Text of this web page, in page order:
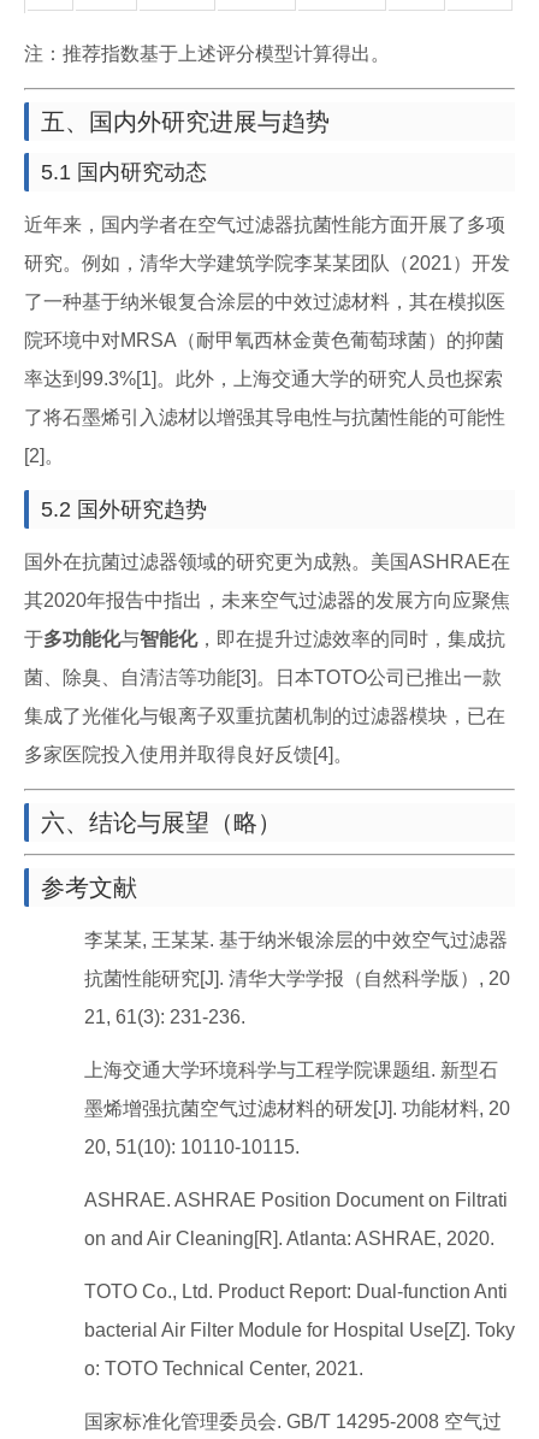
注：推荐指数基于上述评分模型计算得出。
五、国内外研究进展与趋势
5.1 国内研究动态
近年来，国内学者在空气过滤器抗菌性能方面开展了多项
研究。例如，清华大学建筑学院李某某团队（2021）开发
了一种基于纳米银复合涂层的中效过滤材料，其在模拟医
院环境中对MRSA（耐甲氧西林金黄色葡萄球菌）的抑菌
率达到99.3%[1]。此外，上海交通大学的研究人员也探索
了将石墨烯引入滤材以增强其导电性与抗菌性能的可能性
[2]。
5.2 国外研究趋势
国外在抗菌过滤器领域的研究更为成熟。美国ASHRAE在
其2020年报告中指出，未来空气过滤器的发展方向应聚焦
于多功能化与智能化，即在提升过滤效率的同时，集成抗
菌、除臭、自清洁等功能[3]。日本TOTO公司已推出一款
集成了光催化与银离子双重抗菌机制的过滤器模块，已在
多家医院投入使用并取得良好反馈[4]。
六、结论与展望（略）
参考文献
李某某, 王某某. 基于纳米银涂层的中效空气过滤器
抗菌性能研究[J]. 清华大学学报（自然科学版）, 20
21, 61(3): 231-236.
上海交通大学环境科学与工程学院课题组. 新型石
墨烯增强抗菌空气过滤材料的研发[J]. 功能材料, 20
20, 51(10): 10110-10115.
ASHRAE. ASHRAE Position Document on Filtrati
on and Air Cleaning[R]. Atlanta: ASHRAE, 2020.
TOTO Co., Ltd. Product Report: Dual-function Anti
bacterial Air Filter Module for Hospital Use[Z]. Toky
o: TOTO Technical Center, 2021.
国家标准化管理委员会. GB/T 14295-2008 空气过